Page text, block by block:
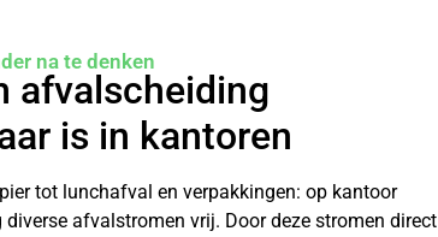
na te denken
afvalscheiding
is in kantoren
tot lunchafval en verpakkingen: op kantoor
diverse afvalstromen vrij. Door deze stromen direct